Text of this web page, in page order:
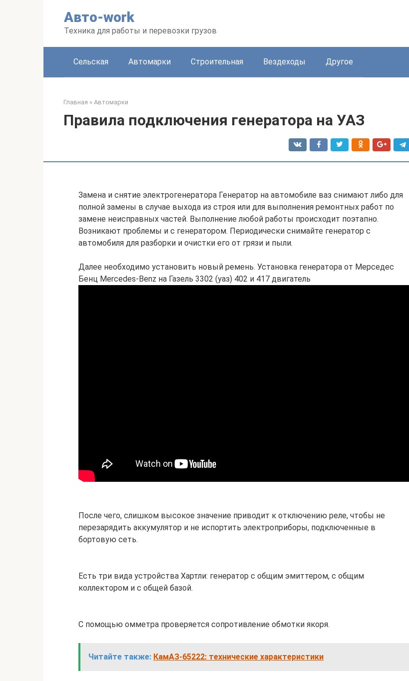
Авто-work
Техника для работы и перевозки грузов
Сельская Автомарки Строительная Вездеходы Другое
Главная » Автомарки
Правила подключения генератора на УАЗ
Замена и снятие электрогенератора Генератор на автомобиле ваз снимают либо для
полной замены в случае выхода из строя или для выполнения ремонтных работ по
замене неисправных частей. Выполнение любой работы происходит поэтапно.
Возникают проблемы и с генератором. Периодически снимайте генератор с
автомобиля для разборки и очистки его от грязи и пыли.
Далее необходимо установить новый ремень. Установка генератора от Мерседес
Бенц Mercedes-Benz на Газель 3302 (уаз) 402 и 417 двигатель
После чего, слишком высокое значение приводит к отключению реле, чтобы не
перезарядить аккумулятор и не испортить электроприборы, подключенные в
бортовую сеть.
Есть три вида устройства Хартли: генератор с общим эмиттером, с общим
коллектором и с общей базой.
С помощью омметра проверяется сопротивление обмотки якоря.
Читайте также: КамАЗ-65222: технические характеристики